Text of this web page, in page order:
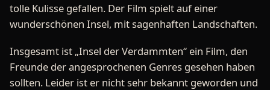
tolle Kulisse gefallen. Der Film spielt auf einer
wunderschönen Insel, mit sagenhaften Landschaften.
Insgesamt ist „Insel der Verdammten“ ein Film, den
Freunde der angesprochenen Genres gesehen haben
sollten. Leider ist er nicht sehr bekannt geworden und